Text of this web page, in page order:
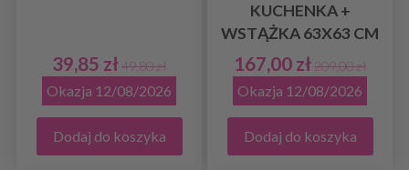
39,85 zł49,80 zł
Okazja 12/08/2026
Dodaj do koszyka
KUCHENKA +
WSTĄŻKA 63X63 CM
167,00 zł209,00 zł
Okazja 12/08/2026
Dodaj do koszyka